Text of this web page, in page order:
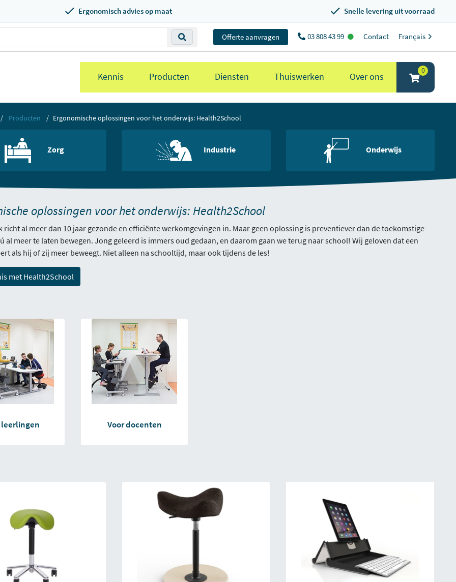
Ergonomisch advies op maat Snelle levering uit voorraad
Offerte aanvragen 03 808 43 99 Contact Français
Kennis Producten Diensten Thuiswerken Over ons
0
Producten Ergonomische oplossingen voor het onderwijs: Health2School
Zorg Industrie Onderwijs
oplossingen voor het onderwijs: Health2School
richt al meer dan 10 jaar gezonde en efficiënte werkomgevingen in. Maar geen oplossing is preventiever dan de toekomstige
al meer te laten bewegen. Jong geleerd is immers oud gedaan, en daarom gaan we terug naar school! Wij geloven dat een
als hij of zij meer beweegt. Niet alleen na schooltijd, maar ook tijdens de les!
met Health2School
leerlingen Voor docenten